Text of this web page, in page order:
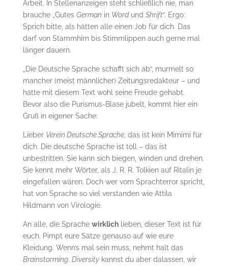
Arbeit. In Stellenanzeigen steht schließlich nie, man
brauche „Gutes German in Wordund Shrift“. Ergo:
Sprich bitte, als hätten alle einen Job für dich. Das
darf von Stammhirn bis Stimmlippen auch gerne mal
länger dauern.
„Die Deutsche Sprache schafft sich ab“, murmelt so
mancher (meist männlicher) Zeitungsredakteur – und
hätte mit diesem Text wohl seine Freude gehabt.
Bevor also die Purismus-Blase jubelt, kommt hier ein
Gruß in eigener Sache:
Lieber Verein Deutsche Sprache, das ist kein Mimimi für
dich. Die deutsche Sprache ist toll – das ist
unbestritten. Sie kann sich biegen, winden und drehen.
Sie kennt mehr Wörter, als J. R. R. Tolkien auf Ritalin je
eingefallen wären. Doch wer vom Sprachterror spricht,
hat von Sprache so viel verstanden wie Attila
Hildmann von Virologie.
An alle, die Sprache wirklichlieben, dieser Text ist für
euch. Pimpt eure Sätze genauso auf wie eure
Kleidung. Wenn’s mal sein muss, nehmt halt das
Brainstorming. Diversitykannst du aber dalassen, wir